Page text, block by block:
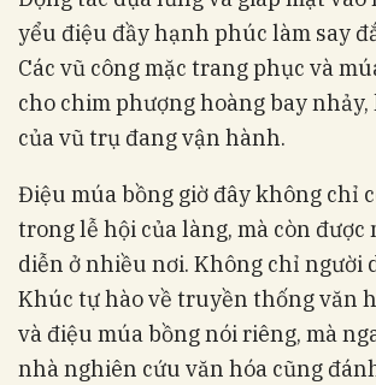
yểu điệu đầy hạnh phúc làm say
Các vũ công mặc trang phục và
cho chim phượng hoàng bay
của vũ trụ đang vận hành.
Điệu múa bồng giờ đây không chỉ
trong lễ hội của làng, mà còn được
diễn ở nhiều nơi. Không chỉ người
Khúc tự hào về truyền thống văn
và điệu múa bồng nói riêng, mà
nhà nghiên cứu văn hóa cũng